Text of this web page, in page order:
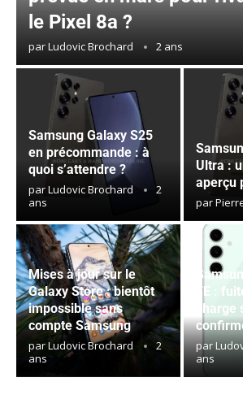
le Pixel 8a ?
parLudovic Brochard 2 ans
Samsung Galaxy S25
en précommande : à
quoi s’attendre ?
parLudovic Brochard
2
ans
Ultra :
aperçu
par
Mises à jour sur le
Galaxy Store : bientôt
impossible sans
compte Samsung
parLudovic Brochard
2
ans
FE :
par
ans